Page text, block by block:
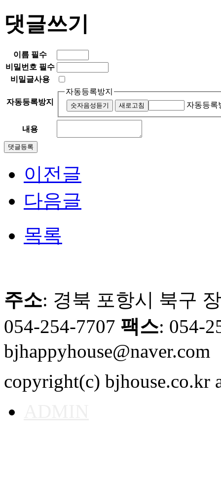
댓글쓰기
이름 필수
비밀번호 필수
비밀글사용
자동등록방지
자동등록방지
숫자음성듣기 새로고침 자동등록
내용
이전글
다음글
목록
주소: 경북 포항시 북구
054-254-7707 팩스: 054-
bjhappyhouse@naver.com
copyright(c) bjhouse.co.kr